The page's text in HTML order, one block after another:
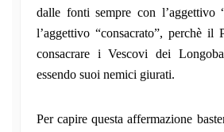
dalle fonti sempre con l’aggettivo
l’aggettivo “consacrato”, perchè il
consacrare i Vescovi dei
essendo suoi nemici giurati.
Per capire questa affermazione